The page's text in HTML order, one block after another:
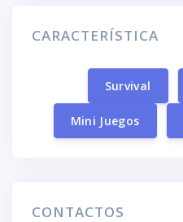
CARACTERÍSTICA
Survival
Mini Juegos
CONTACTOS